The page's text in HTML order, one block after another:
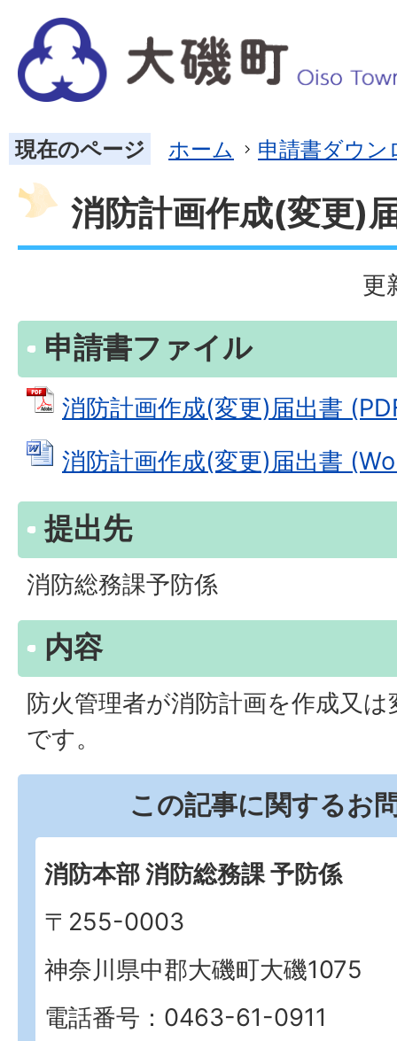
現在のページ ホーム 申請書ダウン
消防計画作成(変更)
更
申請書ファイル
消防計画作成(変更)届出書
消防計画作成(変更)届出書
提出先
消防総務課予防係
内容
防火管理者が消防計画を作成又
です。
この記事に関するお
消防本部 消防総務課 予防係
〒255-0003
神奈川県中郡大磯町大磯1075
電話番号：0463-61-0911